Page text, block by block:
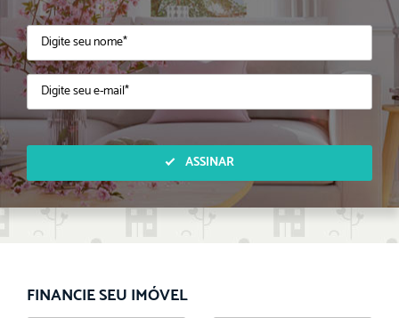
ASSINAR
FINANCIE SEU IMÓVEL